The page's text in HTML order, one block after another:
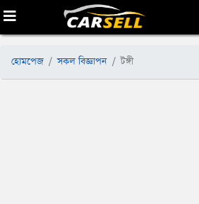
হোমপেজ সকল বিজ্ঞাপন টঙ্গী